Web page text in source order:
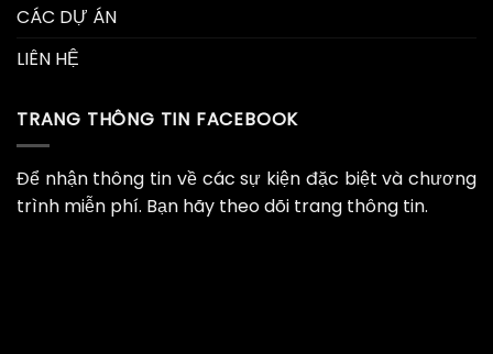
CÁC DỰ ÁN
LIÊN HỆ
TRANG THÔNG TIN FACEBOOK
Để nhận thông tin về các sự kiện đặc biệt và chương
trình miễn phí. Bạn hãy theo dõi trang thông tin.